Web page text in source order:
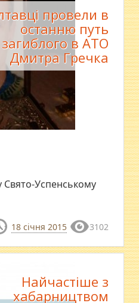
провели в
останню путь
загиблого в АТО
Дмитра Гречка
Свято-Успенському
18 січня 2015 3102
Найчастіше з
хабарництвом